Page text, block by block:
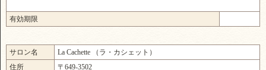
有効期限
サロン名
La Cachette （ラ・カシェット）
住所
〒649-3502